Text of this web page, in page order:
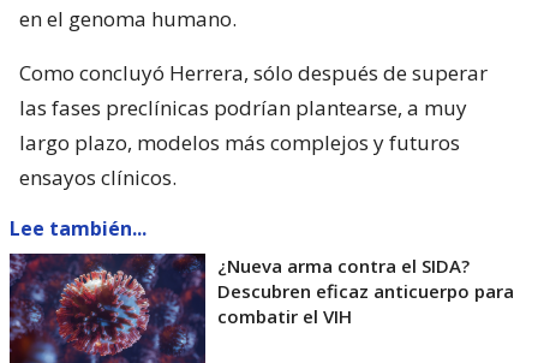
en el genoma humano.
Como concluyó Herrera, sólo después de superar
las fases preclínicas podrían plantearse, a muy
largo plazo, modelos más complejos y futuros
ensayos clínicos.
Lee también...
¿Nueva arma contra el SIDA?
Descubren eficaz anticuerpo para
combatir el VIH